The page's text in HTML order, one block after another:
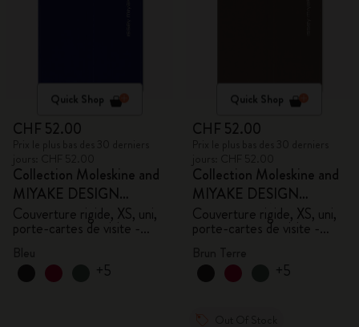
Quick Shop
CHF 52.00
Collection Moleskine and
MIYAKE DESIGN
STUDIO en Édition
Limitée
Couverture rigide, XS, uni,
porte-cartes de visite -
avec boîte
+5
Quick Shop
CHF 52.00
Collection Moleskine and
MIYAKE DESIGN
STUDIO en Édition
Limitée
Couverture rigide, XS, uni,
porte-cartes de visite -
avec boîte
+5